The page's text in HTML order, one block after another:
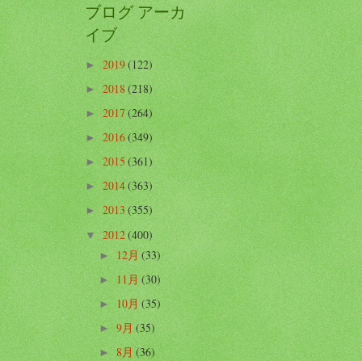
ブログ アーカ
イブ
►2019(122)
► 2018(218)
►2017(264)
►2016(349)
►2015(361)
►2014(363)
►2013(355)
▼2012(400)
►12月(33)
►11月(30)
►10月(35)
►9月(35)
►8月(36)